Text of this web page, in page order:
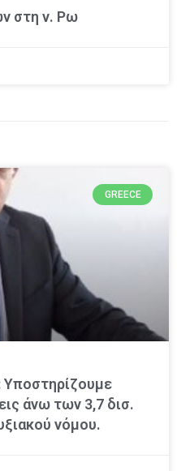
στη ν. Ρω
GREECE
άνω των 3,7 δισ.
νόμου.